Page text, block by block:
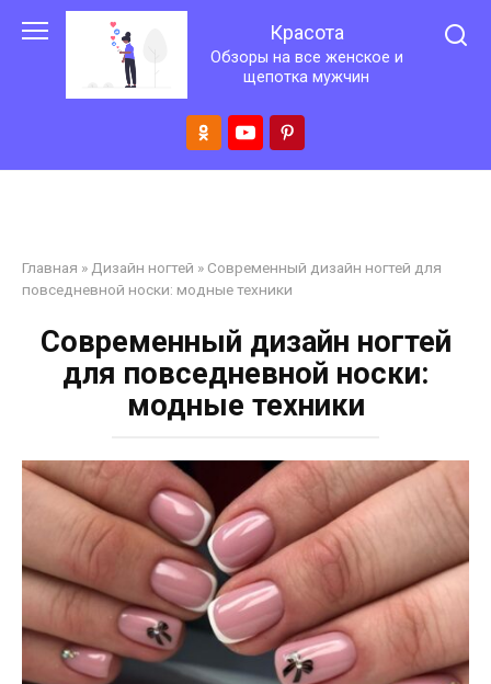
Перейти
Красота
Обзоры на все женское и
щепотка мужчин
Главная » Дизайн ногтей » Современный дизайн ногтей для
повседневной носки: модные техники
Современный дизайн ногтей
для повседневной носки:
модные техники